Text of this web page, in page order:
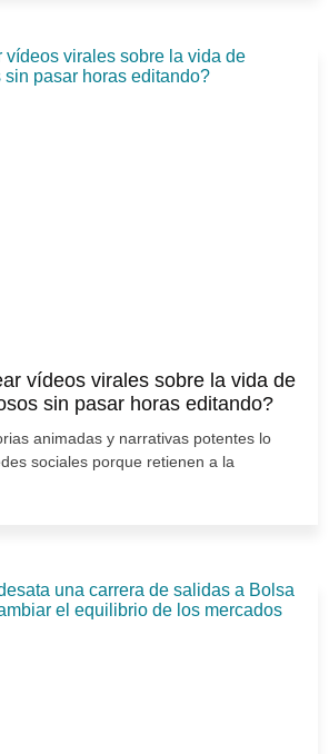
vídeos virales sobre la vida de
sin pasar horas editando?
animadas y narrativas potentes lo
sociales porque retienen a la